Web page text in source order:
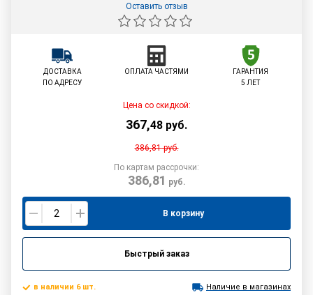
Оставить отзыв
ДОСТАВКА
ПО АДРЕСУ
ОПЛАТА ЧАСТЯМИ
ГАРАНТИЯ
5 ЛЕТ
Цена со скидкой:
367,48 руб.
386,81руб.
По картам рассрочки:
386,81 руб.
В корзину
Быстрый заказ
в наличии 6 шт. Наличие в магазинах